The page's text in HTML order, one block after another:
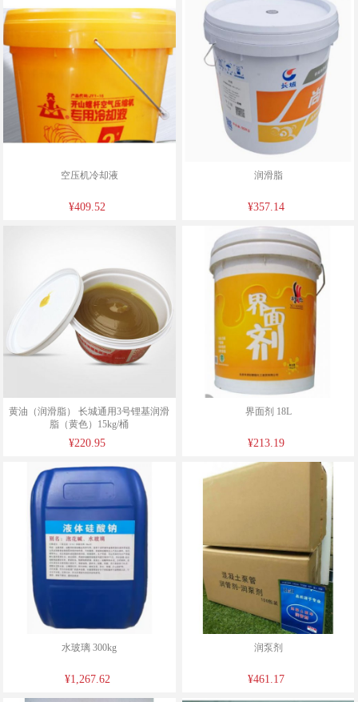
空压机冷却液
¥409.52
润滑脂
¥357.14
黄油（润滑脂） 长城通用3号锂基润滑
脂（黄色）15kg/桶
¥220.95
界面剂 18L
¥213.19
水玻璃 300kg
¥1,267.62
润泵剂
¥461.17